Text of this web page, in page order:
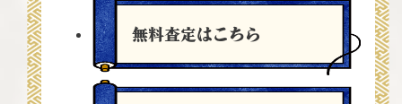
無料査定はこちら